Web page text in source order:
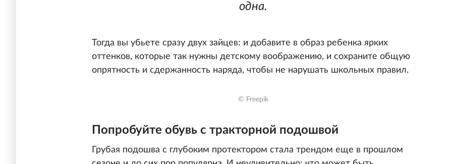
одна.
Тогда вы убьете сразу двух зайцев: и добавите в образ ребенка ярких
оттенков, которые так нужны детскому воображению, и сохраните общую
опрятность и сдержанность наряда, чтобы не нарушать школьных правил.
© Freepik
Попробуйте обувь с тракторной подошвой
Грубая подошва с глубоким протектором стала трендом еще в прошлом